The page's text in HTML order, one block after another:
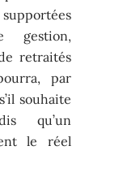
gestion,
retraités
par
souhaite
qu’un
le réel